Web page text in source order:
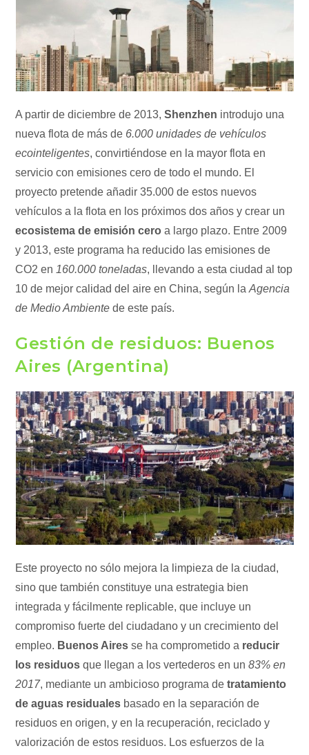
A partir de diciembre de 2013,Shenzhen introdujo una
nueva flota de más de 6.000 unidades de vehículos
ecointeligentes, convirtiéndose en la mayor flota en
servicio con emisiones cero de todo el mundo. El
proyecto pretende añadir 35.000 de estos nuevos
vehículos a la flota en los próximos dos años y crear un
ecosistema de emisión cero a largo plazo. Entre 2009
y 2013, este programa ha reducido las emisiones de
CO2 en 160.000 toneladas, llevando a esta ciudad al top
10 de mejor calidad del aire en China, según laAgencia
de Medio Ambiente de este país.
Gestión de residuos: Buenos
Aires (Argentina)
Este proyecto no sólo mejora la limpieza de la ciudad,
sino que también constituye una estrategia bien
integrada y fácilmente replicable, que incluye un
compromiso fuerte del ciudadano y un crecimiento del
empleo. Buenos Aires se ha comprometido a reducir
los residuos que llegan a los vertederos en un83% en
2017, mediante un ambicioso programa detratamiento
de aguas residuales basado en la separación de
residuos en origen, y en la recuperación, reciclado y
valorización de estos residuos. Los esfuerzos de la